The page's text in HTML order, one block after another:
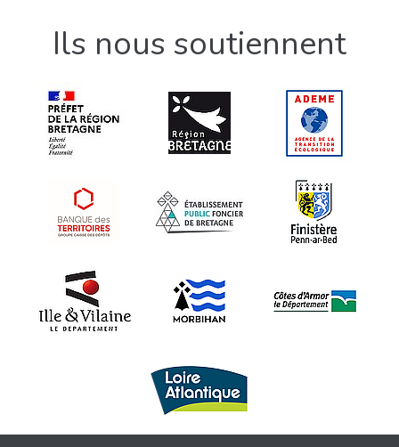
Ils nous soutiennent